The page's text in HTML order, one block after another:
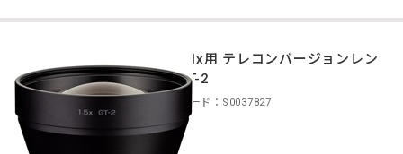
GR IIIx用 テレコンバージョンレン
ズ GT-2
商品コード：S0037827